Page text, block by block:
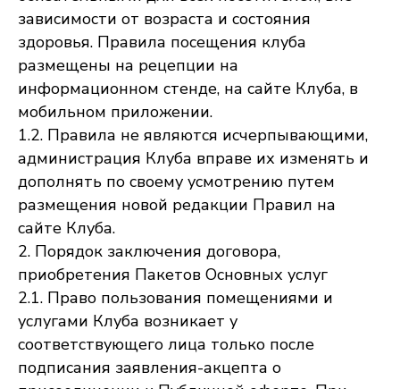
зависимости от возраста и состояния
здоровья. Правила посещения клуба
размещены на рецепции на
информационном стенде, на сайте Клуба, в
мобильном приложении.
1.2. Правила не являются исчерпывающими,
администрация Клуба вправе их изменять и
дополнять по своему усмотрению путем
размещения новой редакции Правил на
сайте Клуба.
2. Порядок заключения договора,
приобретения Пакетов Основных услуг
2.1. Право пользования помещениями и
услугами Клуба возникает у
соответствующего лица только после
подписания заявления-акцепта о